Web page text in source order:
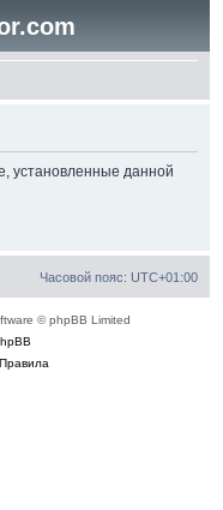
установленные данной
Часовой пояс: UTC+01:00
© phpBB Limited
Правила